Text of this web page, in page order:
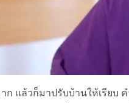
าก แล้วก็มาปรับบ้านให้เรียบ